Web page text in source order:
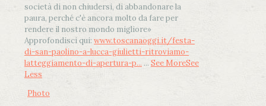
società di non chiudersi, di abbandonare la
paura, perché c'è ancora molto da fare per
rendere il nostro mondo migliore»
Approfondisci qui: www.toscanaoggi.it/festa-
di-san-paolino-a-lucca-giulietti-ritroviamo-
latteggiamento-di-apertura-p... ... See MoreSee
Less
Photo